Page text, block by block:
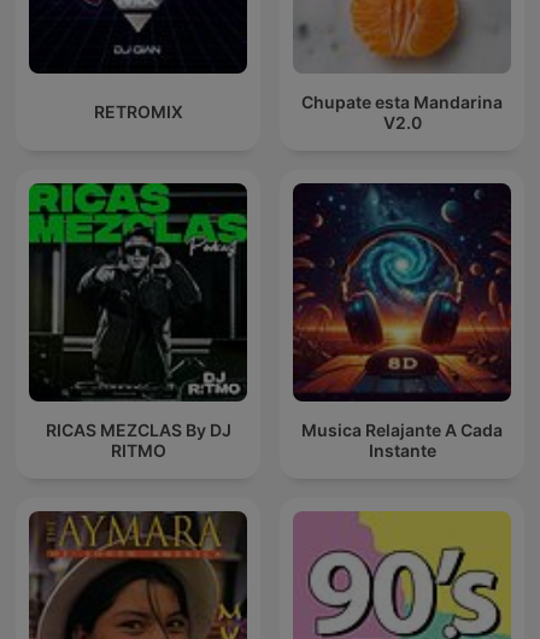
RETROMIX
Chupate esta Mandarina
V2.0
RICAS MEZCLAS By DJ
RITMO
Musica Relajante A Cada
Instante